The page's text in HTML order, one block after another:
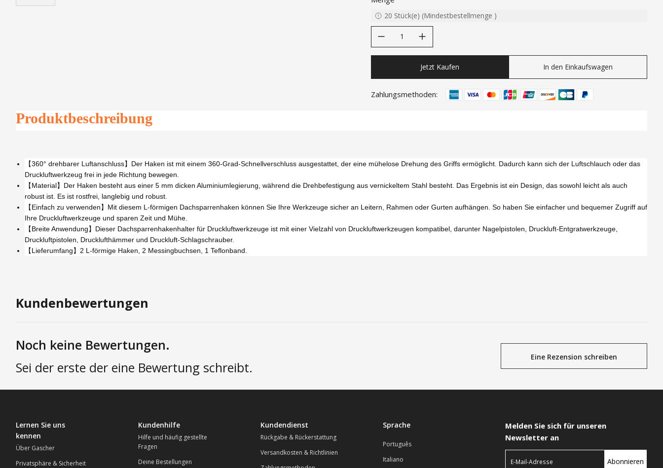
20 Stück(e) (Mindestbestellmenge )
Jetzt Kaufen In den Einkaufswagen
Zahlungsmethoden:
Produktbeschreibung
【360° drehbarer Luftanschluss】Der Haken ist mit einem 360-Grad-Schnellverschluss ausgestattet, der eine mühelose Drehung des Griffs ermöglicht. Dadurch kann sich der Luftschlauch oder das
Druckluftwerkzeug frei in jede Richtung bewegen.
【Material】Der Haken besteht aus einer 5 mm dicken Aluminiumlegierung, während die Drehbefestigung aus vernickeltem Stahl besteht. Das Ergebnis ist ein Design, das sowohl leicht als auch
robust ist. Es ist rostfrei, langlebig und robust.
【Einfach zu verwenden】Mit diesem L-förmigen Dachsparrenhaken können Sie Ihre Werkzeuge sicher an Leitern, Rahmen oder Gurten aufhängen. So haben Sie einfacher und bequemer Zugriff auf
Ihre Druckluftwerkzeuge und sparen Zeit und Mühe.
【Breite Anwendung】Dieser Dachsparrenhakenhalter für Druckluftwerkzeuge ist mit einer Vielzahl von Druckluftwerkzeugen kompatibel, darunter Nagelpistolen, Druckluft-Entgratwerkzeuge,
Druckluftpistolen, Drucklufthämmer und Druckluft-Schlagschrauber.
【Lieferumfang】2 L-förmige Haken, 2 Messingbuchsen, 1 Teflonband.
Kundenbewertungen
Noch keine Bewertungen.
Sei der erste der eine Bewertung schreibt.
Eine Rezension schreiben
Lernen Sie uns
kennen
Über Gascher
Privatsphäre & Sicherheit
Kundenhilfe
Hilfe und häufig gestellte
Fragen
Deine Bestellungen
Kundendienst
Rückgabe & Rückerstattung
Versandkosten & Richtlinien
Sprache
Português
Italiano
Melden Sie sich für unseren
Newsletter an
Abonnieren